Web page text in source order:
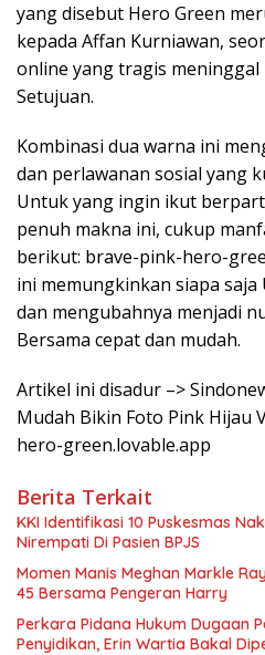
yang disebut Hero Green
kepada Affan Kurniawan,
online yang tragis meninggal
Setujuan.
Kombinasi dua warna ini
dan perlawanan sosial yang
Untuk yang ingin ikut
penuh makna ini, cukup
berikut: brave-pink-hero-
ini memungkinkan siapa
dan mengubahnya menjadi
Bersama cepat dan mudah.
Artikel ini disadur –>
Mudah Bikin Foto Pink Hijau
hero-green.lovable.app
Berita Terkait
KKI Identifikasi 10 Puskesmas
Nirempati Di Pasien BPJS
Momen Manis Meghan Markle
45 Bersama Pengeran Harry
Perkara Pidana Hukum Dugaan
Penyidikan, Erin Wartia Bakal